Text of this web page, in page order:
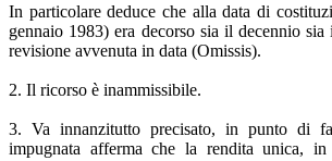
In particolare deduce che alla data di
gennaio 1983) era decorso sia il decennio
revisione avvenuta in data (Omissis).
2. Il ricorso è inammissibile.
3. Va innanzitutto precisato, in punto di
impugnata afferma che la rendita unica, in